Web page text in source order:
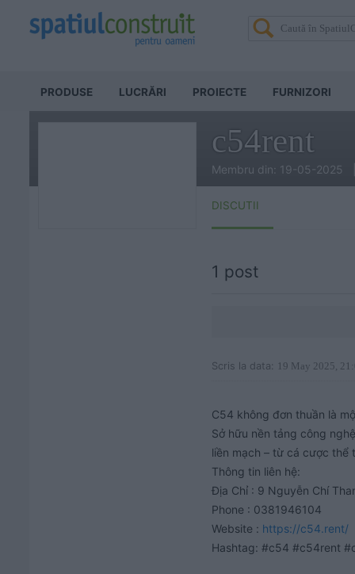
PRODUSE LUCRĂRI PROIECTE FURNIZORI
c54rent
Membru din: 19-05-2025
DISCUTII
1 post
Scris la data: 19 May 2025,
C54 không đơn thuần là
Sở hữu nền tảng công
liền mạch – từ cá cược thể
Thông tin liên hệ:
Địa Chỉ : 9 Nguyễn Chí
Phone : 0381946104
Website : https://c54.rent/
Hashtag: #c54 #c54rent